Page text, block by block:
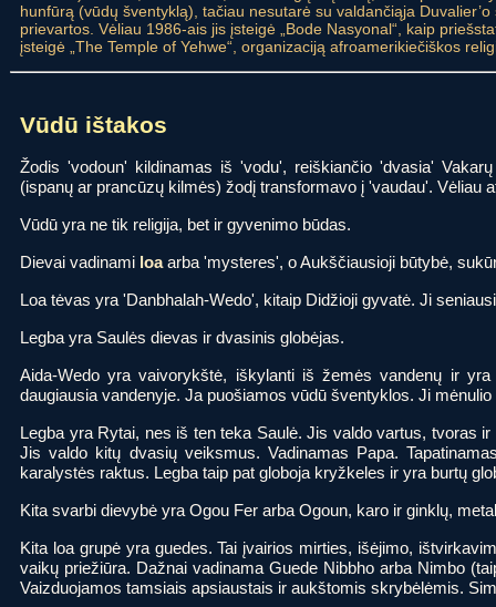
hunfūrą (vūdų šventyklą), tačiau nesutarė su valdančiąja
prievartos. Vėliau 1986-ais jis įsteigė „Bode Nasyonal“, kaip
įsteigė „The Temple of Yehwe“, organizaciją afroamerikiečiškos
Vūdū ištakos
Žodis 'vodoun' kildinamas iš 'vodu', reiškiančio 'dvasia'
(ispanų ar prancūzų kilmės) žodį transformavo į 'vaudau'. Vėliau
Vūdū yra ne tik religija, bet ir gyvenimo būdas.
Dievai vadinami loaarba 'mysteres', o Aukščiausioji būtybė,
Loa tėvas yra 'Danbhalah-Wedo', kitaip Didžioji gyvatė. Ji
Legba yra Saulės dievas ir dvasinis globėjas.
Aida-Wedo yra vaivorykštė, iškylanti iš žemės vandenų ir
daugiausia vandenyje. Ja puošiamos vūdū šventyklos. Ji
Legba yra Rytai, nes iš ten teka Saulė. Jis valdo vartus, tvoras
Jis valdo kitų dvasių veiksmus. Vadinamas Papa.
karalystės raktus. Legba taip pat globoja kryžkeles ir yra burtų
Kita svarbi dievybė yra Ogou Fer arba Ogoun, karo ir ginklų,
Kita loa grupė yra guedes. Tai įvairios mirties, išėjimo,
vaikų priežiūra. Dažnai vadinama Guede Nibbho arba Nimbo
Vaizduojamos tamsiais apsiaustais ir aukštomis skrybėlėmis.